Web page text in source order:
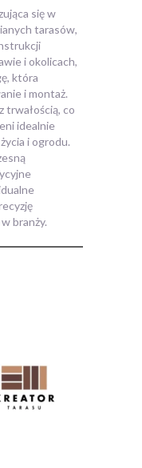
się w
tarasów,
i okolicach,
która
i montaż.
trwałością, co
idealnie
i ogrodu.
branży.